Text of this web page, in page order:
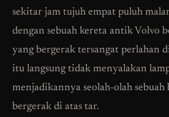
sekitar jam tujuh empat puluh
dengan sebuah kereta antik Volvo
yang bergerak tersangat perlahan
itu langsung tidak menyalakan
menjadikannya seolah-olah sebuah
bergerak di atas tar.